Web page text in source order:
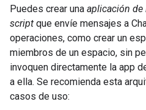
Puedes crear una aplicación de
script que envíe mensajes a
operaciones, como crear un
miembros de un espacio, sin
invoquen directamente la app
a ella. Se recomienda esta
casos de uso: